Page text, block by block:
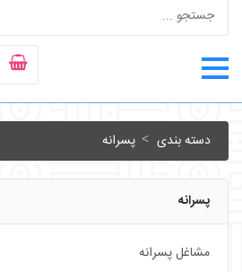
دسته بندی پسرانه
پسرانه
مشاغل پسرانه